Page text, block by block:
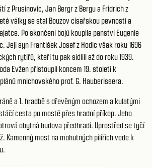
z Prusínovic, Jan Bergr z Bergu a Fridrich z
války se stal Bouzov císařskou pevností a
Po skončení bojů koupila panství Eugenie
Její syn František Josef z Hodic však roku 1696
rytířů, kteří tu pak sídlili až do roku 1939.
Evžen přistoupil koncem 19. století k
mnichovského prof. G. Hauberissera.
a 1. hradbě s dřevěným ochozem a kulatými
cesta po mostě přes hradní příkop. Jeho
obytná budova předhradí. Uprostřed se tyčí
Kamenný most na mohutných pilířích vede k